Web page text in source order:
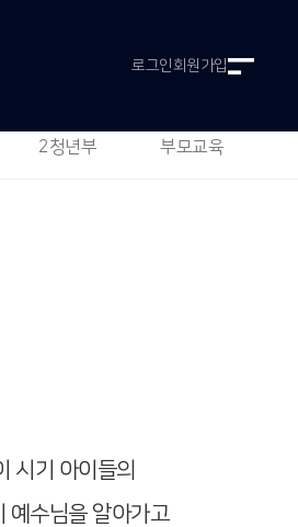
로그인회원가입
2청년부 부모교육
시기 아이들의
예수님을 알아가고